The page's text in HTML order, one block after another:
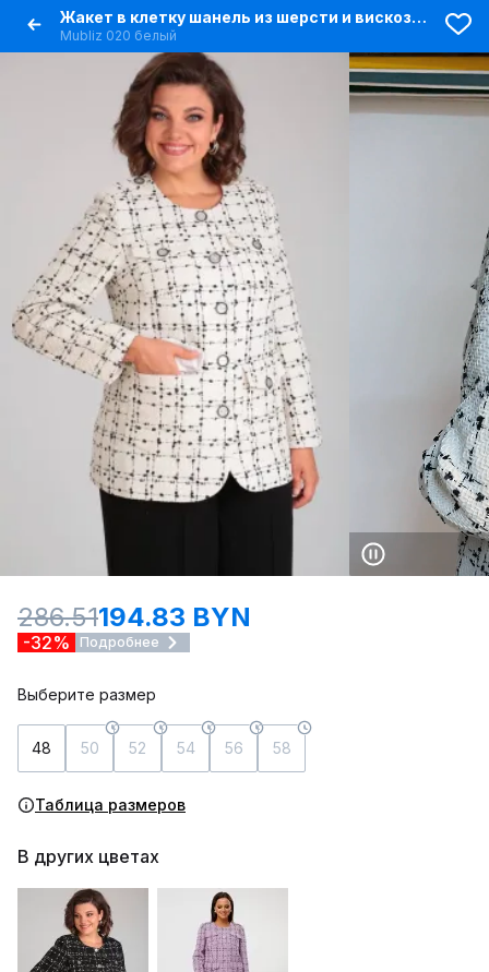
Жакет в клетку шанель из шерсти и вискозы, белый
Mubliz 020 белый
286.51194.83 BYN
-32% Подробнее
Выберите размер
48 50 52 54 56 58
Таблица размеров
В других цветах